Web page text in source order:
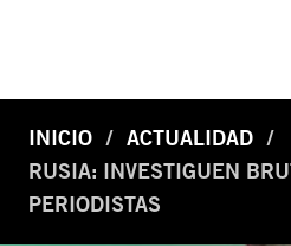
INICIO
ACTUALIDAD
RUSIA: INVESTIGUEN
PERIODISTAS